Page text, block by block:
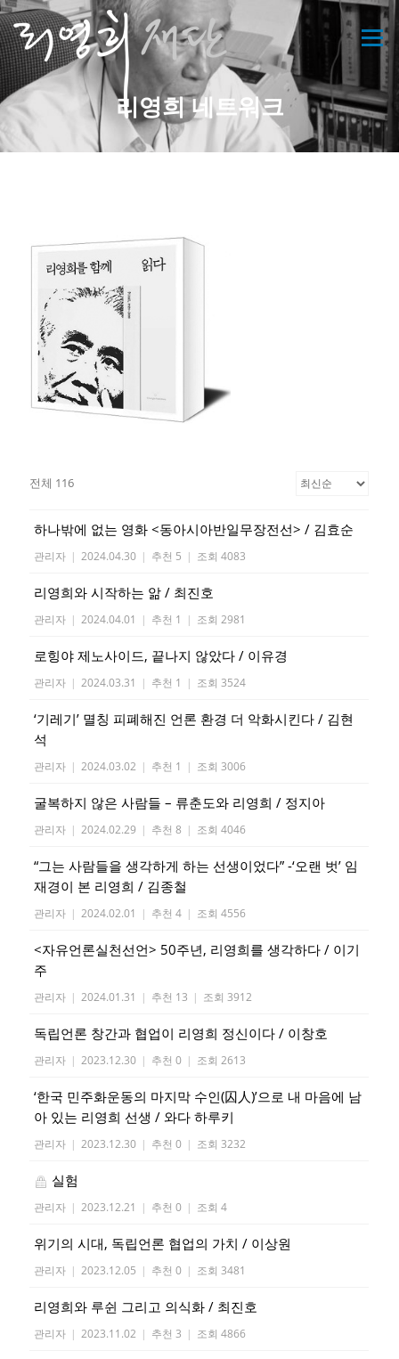
콘
텐
츠
로
바
로
기
메뉴
리영희 네트워크
전체 116
하나밖에 없는 영화 <동아시아반일무장전선> / 김효순
관리자 | 2024.04.30 | 추천 5 | 조회 4083
리영희와 시작하는 앎 / 최진호
관리자 | 2024.04.01 | 추천 1 | 조회 2981
로힝야 제노사이드, 끝나지 않았다 / 이유경
관리자 | 2024.03.31 | 추천 1 | 조회 3524
‘기레기’ 멸칭 피폐해진 언론 환경 더 악화시킨다 / 김현
석
관리자 | 2024.03.02 | 추천 1 | 조회 3006
굴복하지 않은 사람들 – 류춘도와 리영희 / 정지아
관리자 | 2024.02.29 | 추천 8 | 조회 4046
“그는 사람들을 생각하게 하는 선생이었다” -‘오랜 벗’ 임
재경이 본 리영희 / 김종철
관리자 | 2024.02.01 | 추천 4 | 조회 4556
<자유언론실천선언> 50주년, 리영희를 생각하다 / 이기
주
관리자 | 2024.01.31 | 추천 13 | 조회 3912
독립언론 창간과 협업이 리영희 정신이다 / 이창호
관리자 | 2023.12.30 | 추천 0 | 조회 2613
‘한국 민주화운동의 마지막 수인(囚人)’으로 내 마음에 남
아 있는 리영희 선생 / 와다 하루키
관리자 | 2023.12.30 | 추천 0 | 조회 3232
실험
관리자 | 2023.12.21 | 추천 0 | 조회 4
위기의 시대, 독립언론 협업의 가치 / 이상원
관리자 | 2023.12.05 | 추천 0 | 조회 3481
리영희와 루쉰 그리고 의식화 / 최진호
관리자 | 2023.11.02 | 추천 3 | 조회 4866